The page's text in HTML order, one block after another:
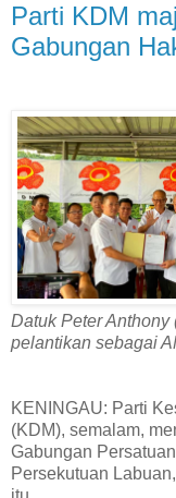
Parti KDM
Gabungan
Datuk Peter
pelantikan sebagai
KENINGAU: Parti
(KDM), semalam,
Gabungan
Persekutuan